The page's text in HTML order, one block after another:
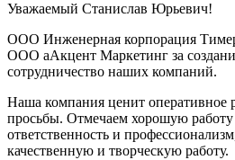
Уважаемый Станислав Юрьевич!
ООО Инженерная корпорация
ООО аАкцент Маркетинг за
сотрудничество наших компаний.
Наша компания ценит оперативное
просьбы. Отмечаем хорошую
ответственность и
качественную и творческую работу.